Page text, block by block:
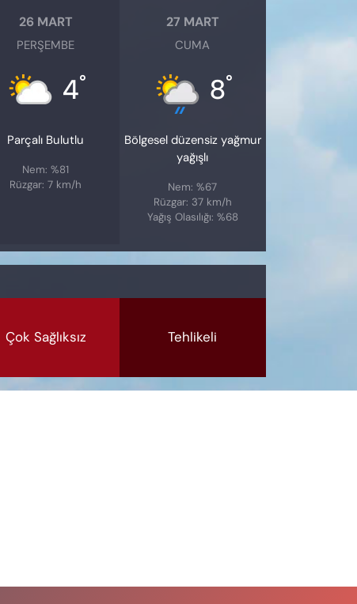
26 MART
PERŞEMBE
4°
Parçalı Bulutlu
Nem: %81
Rüzgar: 7 km/h
27 MART
CUMA
8°
Bölgesel düzensiz yağmur
yağışlı
Nem: %67
Rüzgar: 37 km/h
Yağış Olasılığı: %68
Çok Sağlıksız Tehlikeli